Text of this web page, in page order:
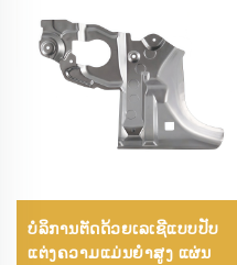
ບໍລິການຕັດດ້ວຍເລເຊີແບບປັບ
ແຕ່ງຄວາມແມ່ນຍໍາສູງ ແຜ່ນ